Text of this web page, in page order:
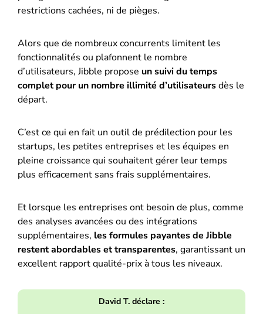
restrictions cachées, ni de pièges.
Alors que de nombreux concurrents limitent les
fonctionnalités ou plafonnent le nombre
d’utilisateurs, Jibble propose un suivi du temps
complet pour un nombre illimité d’utilisateursdès le
départ.
C’est ce qui en fait un outil de prédilection pour les
startups, les petites entreprises et les équipes en
pleine croissance qui souhaitent gérer leur temps
plus efficacement sans frais supplémentaires.
Et lorsque les entreprises ont besoin de plus, comme
des analyses avancées ou des intégrations
supplémentaires, les formules payantes de Jibble
restent abordables et transparentes, garantissant un
excellent rapport qualité-prix à tous les niveaux.
David T. déclare :